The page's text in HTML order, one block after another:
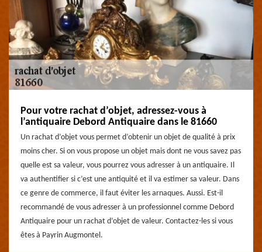
Pour votre rachat d’objet, adressez-vous à
l’antiquaire Debord Antiquaire dans le 81660
Un rachat d’objet vous permet d’obtenir un objet de qualité à prix
moins cher. Si on vous propose un objet mais dont ne vous savez pas
quelle est sa valeur, vous pourrez vous adresser à un antiquaire. Il
va authentifier si c’est une antiquité et il va estimer sa valeur. Dans
ce genre de commerce, il faut éviter les arnaques. Aussi. Est-il
recommandé de vous adresser à un professionnel comme Debord
Antiquaire pour un rachat d’objet de valeur. Contactez-les si vous
êtes à Payrin Augmontel.